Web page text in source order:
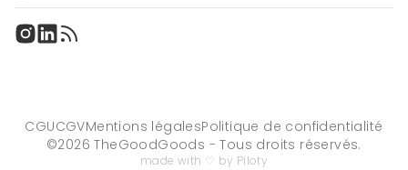
CGUCGVMentions légalesPolitique de confidentialité
©2026 TheGoodGoods - Tous droits réservés.
made with ♡ by Piloty